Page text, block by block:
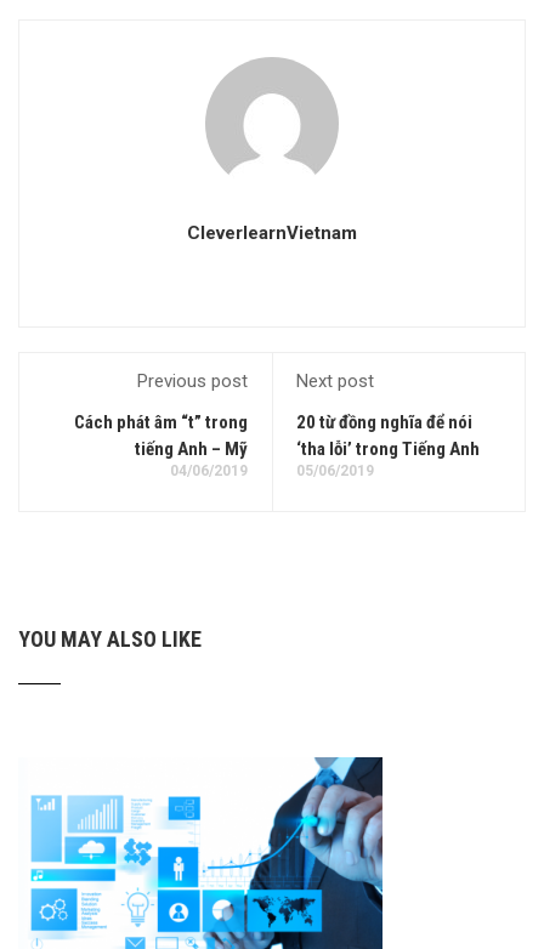
CleverlearnVietnam
Previous post
Cách phát âm “t” trong
tiếng Anh – Mỹ
04/06/2019
Next post
20 từ đồng nghĩa để nói
‘tha lỗi’ trong Tiếng Anh
05/06/2019
YOU MAY ALSO LIKE